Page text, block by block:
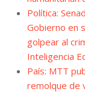
Política:
Gobierno en
golpear al
Inteligencia
País: MTT
remolque de